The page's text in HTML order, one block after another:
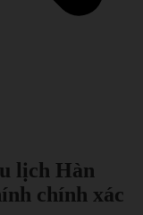
lịch Hàn
chính xác